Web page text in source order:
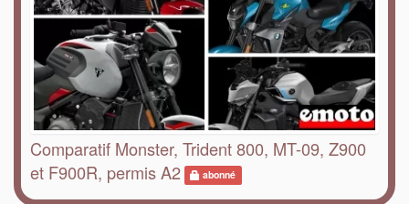
Comparatif Monster, Trident 800, MT-09, Z900
et F900R, permis A2
abonné